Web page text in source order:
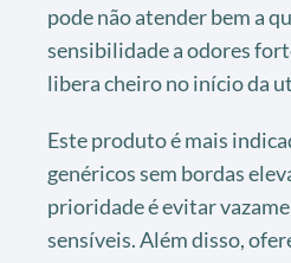
pode não atender bem a
sensibilidade a odores
libera cheiro no início da
Este produto é mais
genéricos sem bordas
prioridade é evitar
sensíveis. Além disso,